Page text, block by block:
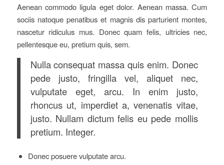
Aenean commodo ligula eget dolor. Aenean massa. Cum
sociis natoque penatibus et magnis dis parturient montes,
nascetur ridiculus mus. Donec quam felis, ultricies nec,
pellentesque eu, pretium quis, sem.
Nulla consequat massa quis enim. Donec
pede justo, fringilla vel, aliquet nec,
vulputate eget, arcu. In enim justo,
rhoncus ut, imperdiet a, venenatis vitae,
justo. Nullam dictum felis eu pede mollis
pretium. Integer.
Donec posuere vulputate arcu.